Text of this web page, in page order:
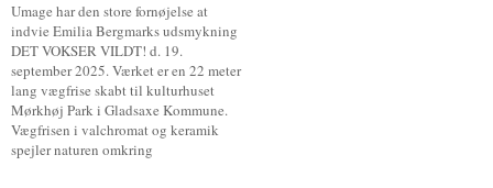
Umage har den store fornøjelse at
indvie Emilia Bergmarks udsmykning
DET VOKSER VILDT! d. 19.
september 2025. Værket er en 22 meter
lang vægfrise skabt til kulturhuset
Mørkhøj Park i Gladsaxe Kommune.
Vægfrisen i valchromat og keramik
spejler naturen omkring